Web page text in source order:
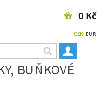
CZK EUR
0 Kč
BUŇKOVÉ